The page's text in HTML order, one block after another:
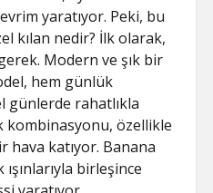
ŞIFRESIZ
LISTESI
yaratıyor. Peki, bu
kılan nedir? İlk olarak,
Modern ve şık bir
hem günlük
günlerde rahatlıkla
kombinasyonu, özellikle
hava katıyor. Banana
birleşince